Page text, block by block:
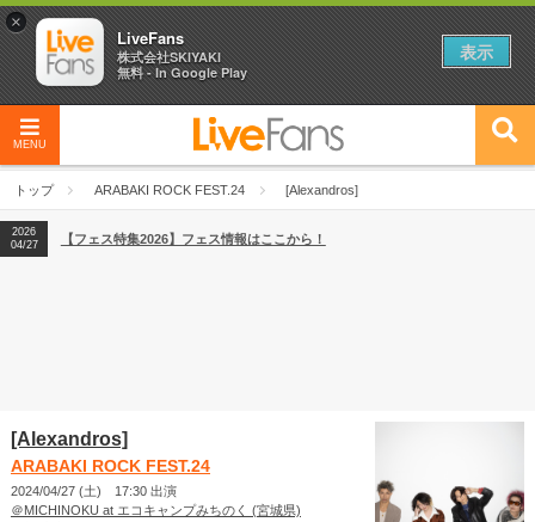
MENU
トップ ARABAKI ROCK FEST.24 [Alexandros]
2026
04/27
2026
【ライブ動員ランキング】2026年上半期編発表！
2026
04/27
【フェス特集2026】フェス情報はここから！
[Alexandros]
ARABAKI ROCK FEST.24
2024/04/27 (土) 17:30 出演
＠MICHINOKU at エコキャンプみちのく (宮城県)
×
LiveFans
株式会社SKIYAKI
無料 - In Google Play
表示